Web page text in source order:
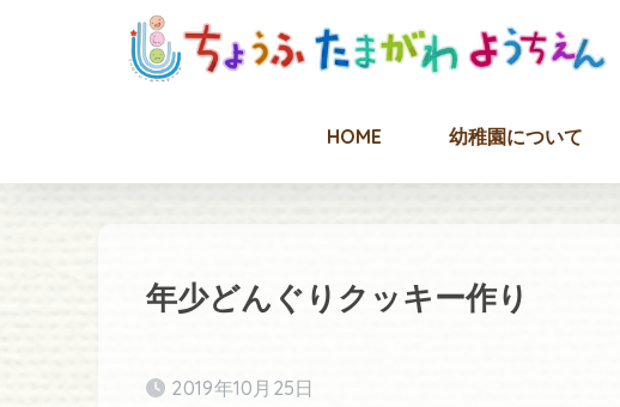
HOME 幼稚園について
年少どんぐりクッキー作り
2019年10月25日